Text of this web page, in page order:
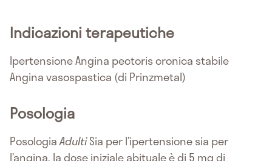
Indicazioni terapeutiche
Ipertensione Angina pectoris cronica stabile
Angina vasospastica (di Prinzmetal)
Posologia
PosologiaAdultiSia per l’ipertensione sia per
l’angina, la dose iniziale abituale è di 5 mg di